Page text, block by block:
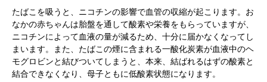
たばこを吸うと、ニコチンの影響で血管の収縮が起こります。お
なかの赤ちゃんは胎盤を通して酸素や栄養をもらっていますが、
ニコチンによって血液の量が減るため、十分に届かなくなってし
まいます。また、たばこの煙に含まれる一酸化炭素が血液中のヘ
モグロビンと結びついてしまうと、本来、結ばれるはずの酸素と
結合できなくなり、母子ともに低酸素状態になります。